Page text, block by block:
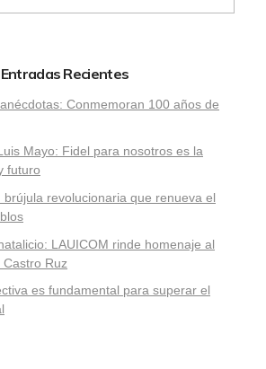
Entradas Recientes
Conmemoran 100 años de
Mayo: Fidel para nosotros es la
futuro
brújula revolucionaria que renueva el
LAUICOM rinde homenaje al
Ruz
es fundamental para superar el